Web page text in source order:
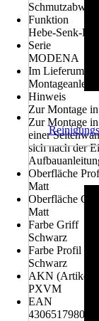
Funktion
Hebe-Senk-
Serie
MODENA
Im
Hinweis
Zur Montage
Zur Montage
einer
sich nach der
Oberfläche
Matt
Oberfläche Griff
Matt
Farbe Griff
Schwarz
Farbe Profil
Schwarz
AKN
PXVM
EAN
4306517980559